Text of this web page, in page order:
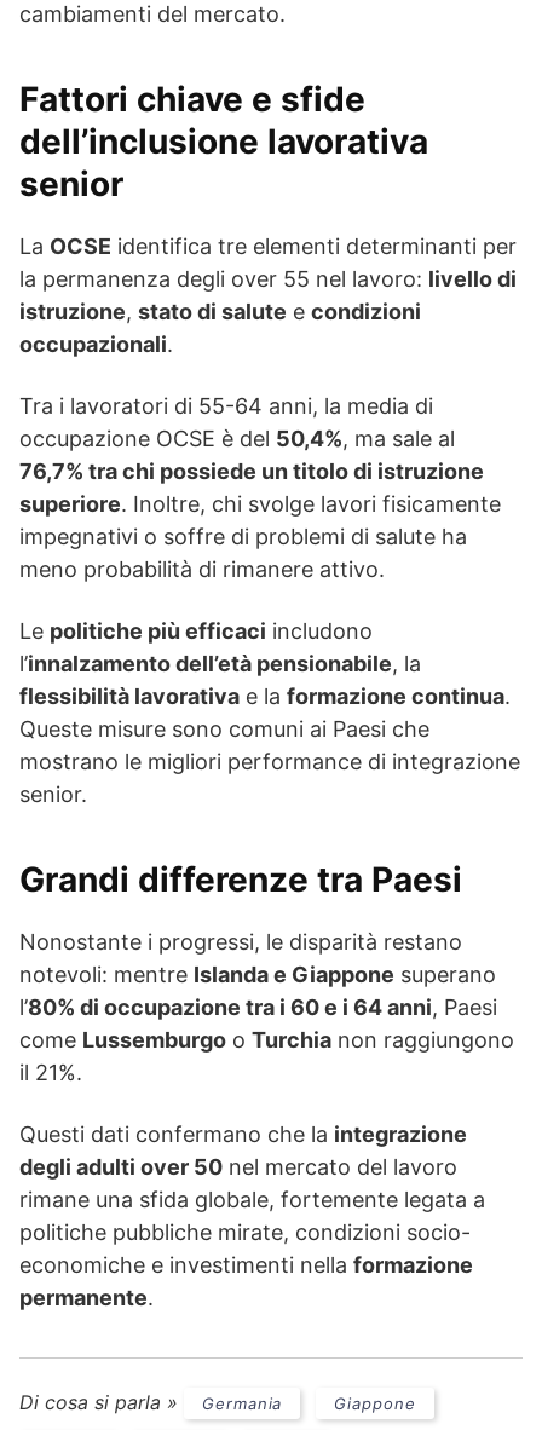
cambiamenti del mercato.
Fattori chiave e sfide
dell’inclusione lavorativa
senior
La OCSE identifica tre elementi determinanti per
la permanenza degli over 55 nel lavoro: livello di
istruzione, stato di salute e condizioni
occupazionali.
Tra i lavoratori di 55-64 anni, la media di
occupazione OCSE è del 50,4%, ma sale al
76,7% tra chi possiede un titolo di istruzione
superiore. Inoltre, chi svolge lavori fisicamente
impegnativi o soffre di problemi di salute ha
meno probabilità di rimanere attivo.
Le politiche più efficaci includono
l’innalzamento dell’età pensionabile, la
flessibilità lavorativa e la formazione continua.
Queste misure sono comuni ai Paesi che
mostrano le migliori performance di integrazione
senior.
Grandi differenze tra Paesi
Nonostante i progressi, le disparità restano
notevoli: mentre Islanda e Giappone superano
l’80% di occupazione tra i 60 e i 64 anni, Paesi
come Lussemburgo o Turchia non raggiungono
il 21%.
Questi dati confermano che la integrazione
degli adulti over 50 nel mercato del lavoro
rimane una sfida globale, fortemente legata a
politiche pubbliche mirate, condizioni socio-
economiche e investimenti nella formazione
permanente.
Di cosa si parla » Germania Giappone